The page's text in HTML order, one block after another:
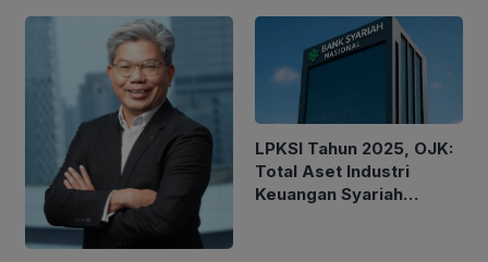
LPKSI Tahun 2025, OJK:
Total Aset Industri
Keuangan Syariah